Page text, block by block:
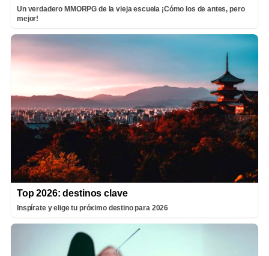
Un verdadero MMORPG de la vieja escuela ¡Cómo los de antes, pero
mejor!
Top 2026: destinos clave
Inspírate y elige tu próximo destino para 2026